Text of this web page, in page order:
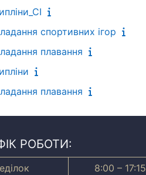
спортивних ігор
плавання
плавання
РОБОТИ:
8:00 – 17:15